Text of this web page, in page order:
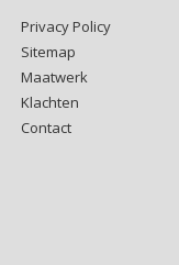
Privacy Policy
Sitemap
Maatwerk
Klachten
Contact